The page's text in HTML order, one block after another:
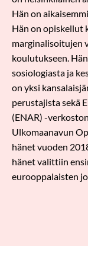
Hän on
Hän on opiskellut
marginalisoitujen
koulutukseen.
sosiologiasta ja
on yksi
perustajista sekä
(ENAR) -
Ulkomaanavun
hänet vuoden
hänet valittiin
eurooppalaisten